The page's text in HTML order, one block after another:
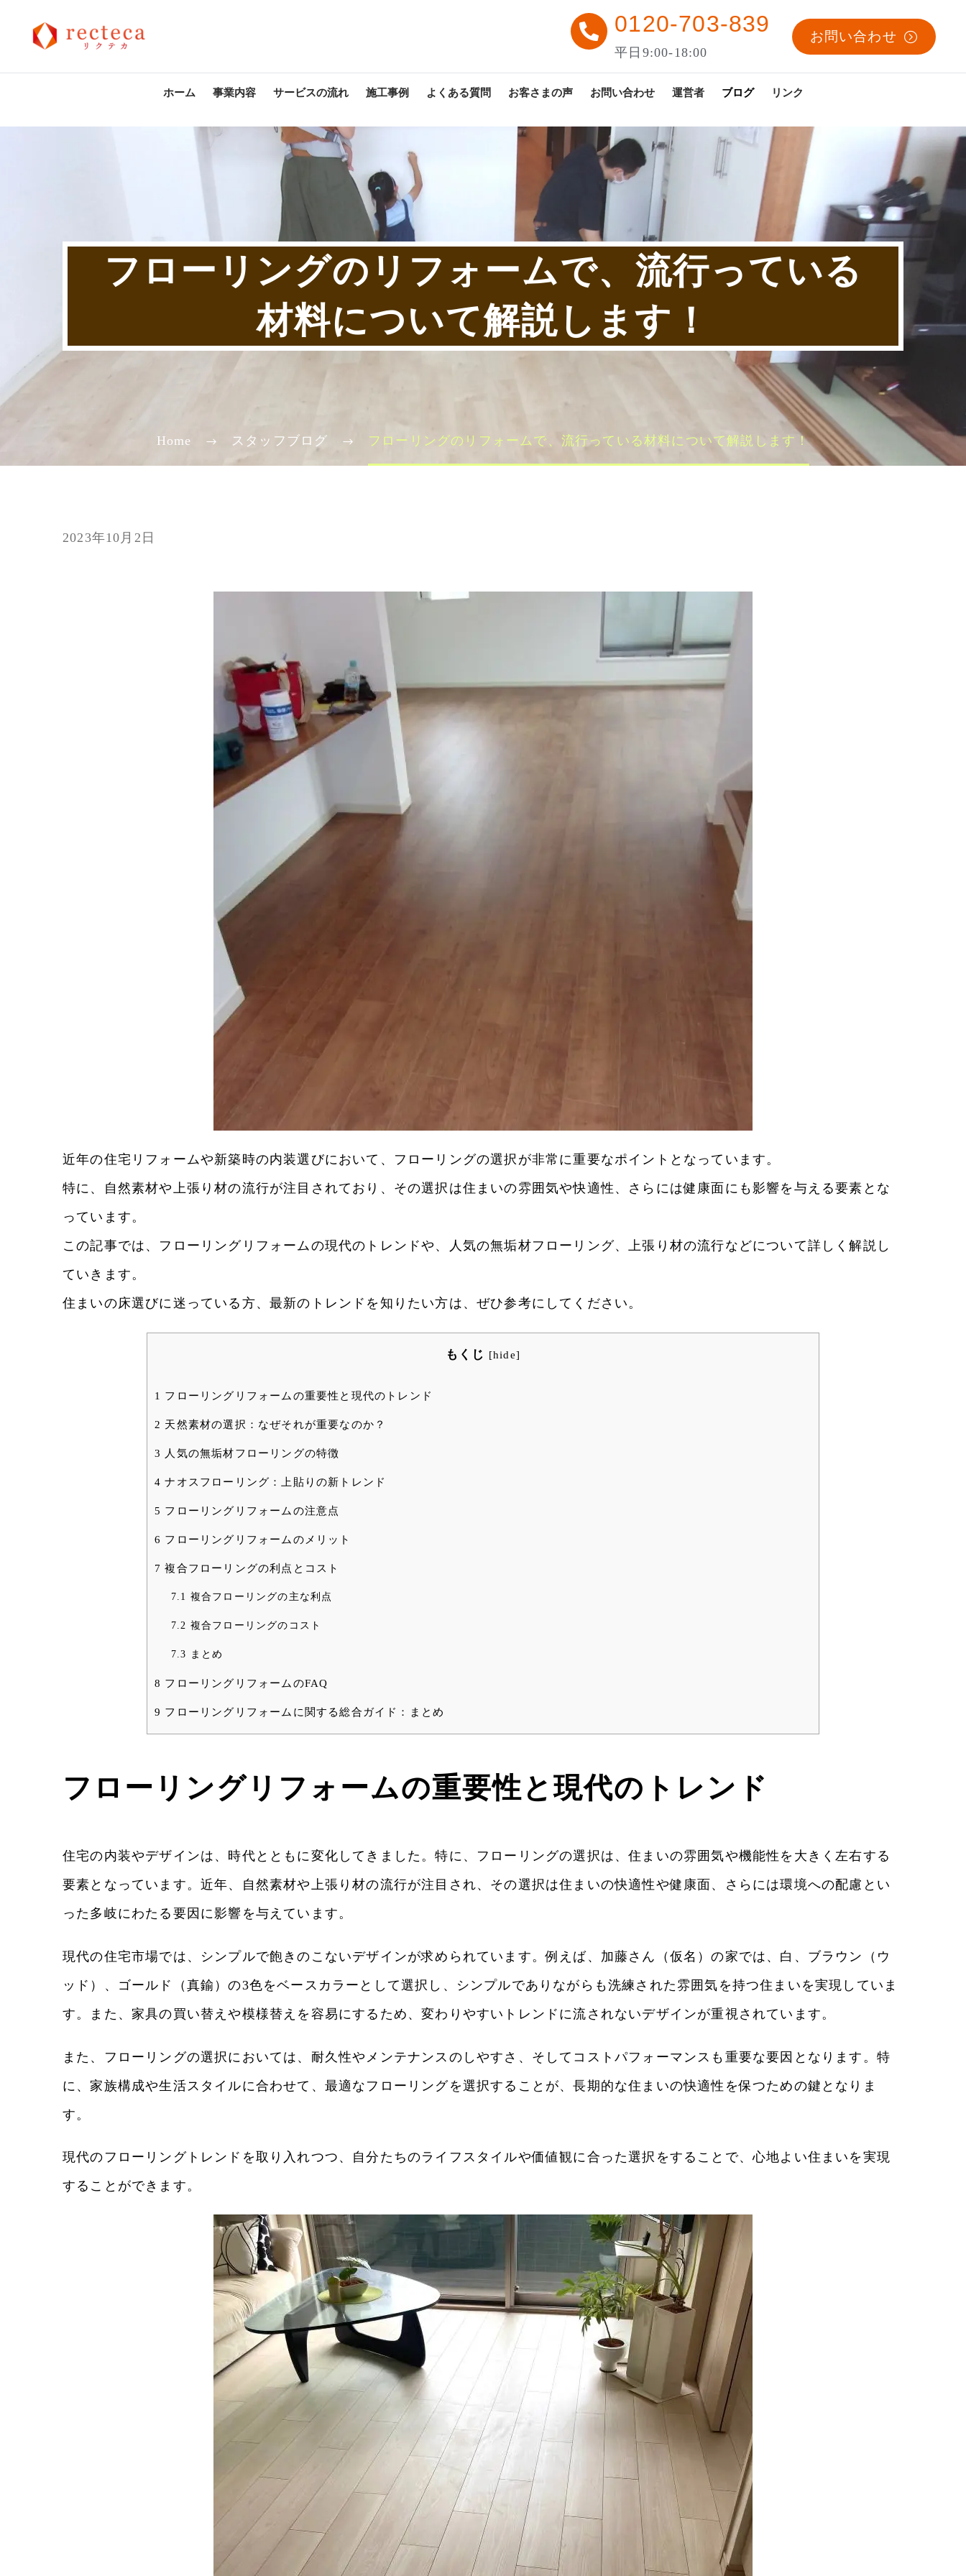
0120-703-839
平日9:00-18:00
お問い合わせ
ホーム 事業内容 サービスの流れ 施工事例 よくある質問 お客さまの声 お問い合わせ 運営者 ブログ リンク
フローリングのリフォームで、流行っている
材料について解説します！
Home スタッフブログ フローリングのリフォームで、流行っている材料について解説します！
2023年10月2日
近年の住宅リフォームや新築時の内装選びにおいて、フローリングの選択が非常に重要なポイントとなっています。
特に、自然素材や上張り材の流行が注目されており、その選択は住まいの雰囲気や快適性、さらには健康面にも影響を与える要素とな
っています。
この記事では、フローリングリフォームの現代のトレンドや、人気の無垢材フローリング、上張り材の流行などについて詳しく解説し
ていきます。
住まいの床選びに迷っている方、最新のトレンドを知りたい方は、ぜひ参考にしてください。
もくじ [hide]
1 フローリングリフォームの重要性と現代のトレンド
2 天然素材の選択：なぜそれが重要なのか？
3 人気の無垢材フローリングの特徴
4 ナオスフローリング：上貼りの新トレンド
5 フローリングリフォームの注意点
6 フローリングリフォームのメリット
7 複合フローリングの利点とコスト
7.1 複合フローリングの主な利点
7.2 複合フローリングのコスト
7.3 まとめ
8 フローリングリフォームのFAQ
9 フローリングリフォームに関する総合ガイド：まとめ
フローリングリフォームの重要性と現代のトレンド
住宅の内装やデザインは、時代とともに変化してきました。特に、フローリングの選択は、住まいの雰囲気や機能性を大きく左右する
要素となっています。近年、自然素材や上張り材の流行が注目され、その選択は住まいの快適性や健康面、さらには環境への配慮とい
った多岐にわたる要因に影響を与えています。
現代の住宅市場では、シンプルで飽きのこないデザインが求められています。例えば、加藤さん（仮名）の家では、白、ブラウン（ウ
ッド）、ゴールド（真鍮）の3色をベースカラーとして選択し、シンプルでありながらも洗練された雰囲気を持つ住まいを実現していま
す。また、家具の買い替えや模様替えを容易にするため、変わりやすいトレンドに流されないデザインが重視されています。
また、フローリングの選択においては、耐久性やメンテナンスのしやすさ、そしてコストパフォーマンスも重要な要因となります。特
に、家族構成や生活スタイルに合わせて、最適なフローリングを選択することが、長期的な住まいの快適性を保つための鍵となりま
す。
現代のフローリングトレンドを取り入れつつ、自分たちのライフスタイルや価値観に合った選択をすることで、心地よい住まいを実現
することができます。